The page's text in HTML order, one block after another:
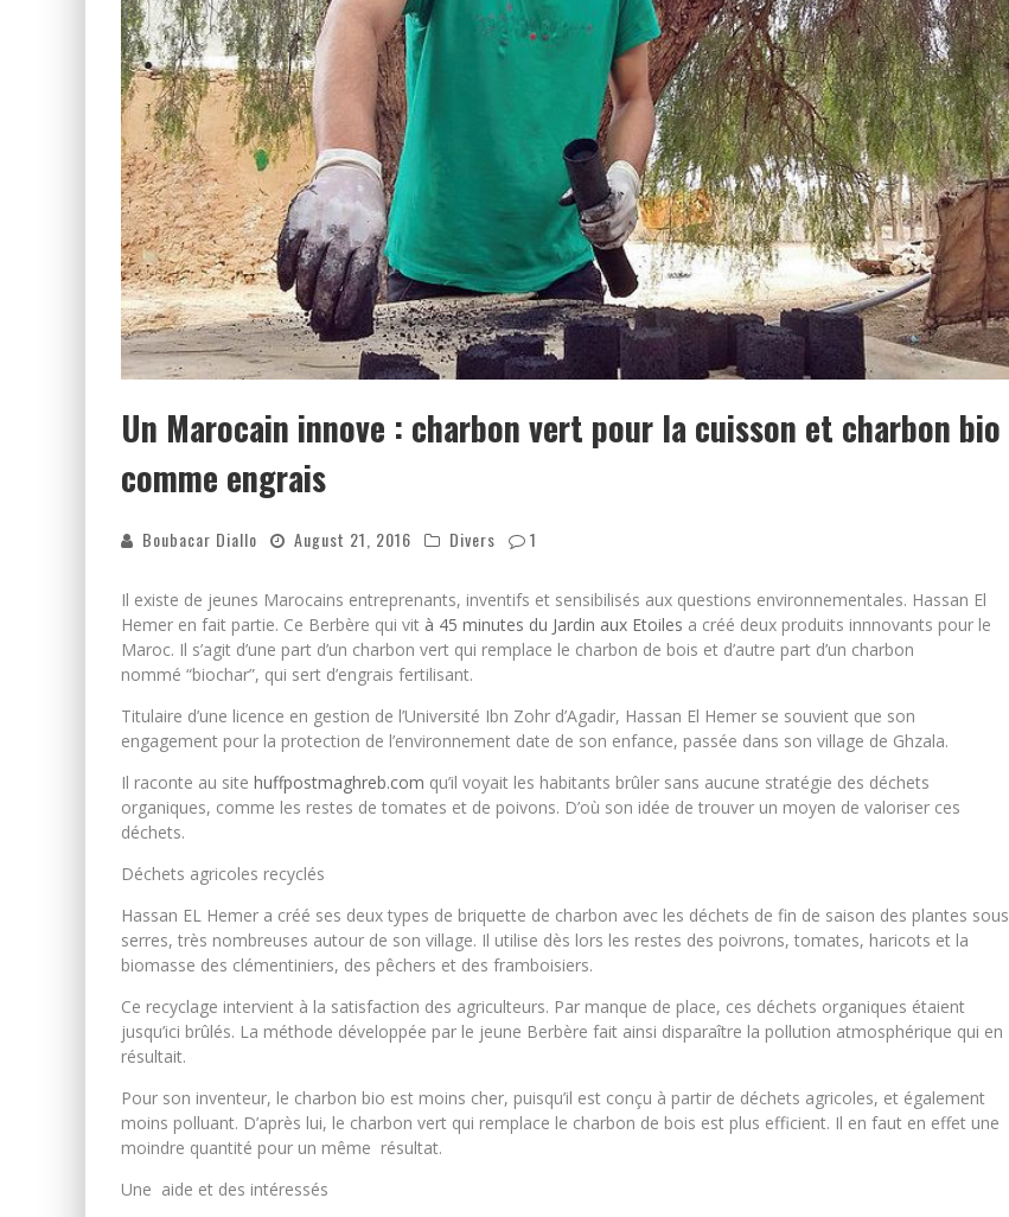
Un Marocain innove : charbon vert pour la cuisson et charbon bio
comme engrais
Boubacar Diallo August 21, 2016 Divers 1
Il existe de jeunes Marocains entreprenants, inventifs et sensibilisés aux questions environnementales. Hassan El
Hemer en fait partie. Ce Berbère qui vit à 45 minutes du Jardin aux Etoiles a créé deux produits innnovants pour le
Maroc. Il s’agit d’une part d’un charbon vert qui remplace le charbon de bois et d’autre part d’un charbon
nommé “biochar”, qui sert d’engrais fertilisant.
Titulaire d’une licence en gestion de l’Université Ibn Zohr d’Agadir, Hassan El Hemer se souvient que son
engagement pour la protection de l’environnement date de son enfance, passée dans son village de Ghzala.
Il raconte au site huffpostmaghreb.com qu’il voyait les habitants brûler sans aucune stratégie des déchets
organiques, comme les restes de tomates et de poivons. D’où son idée de trouver un moyen de valoriser ces
déchets.
Déchets agricoles recyclés
Hassan EL Hemer a créé ses deux types de briquette de charbon avec les déchets de fin de saison des plantes sous
serres, très nombreuses autour de son village. Il utilise dès lors les restes des poivrons, tomates, haricots et la
biomasse des clémentiniers, des pêchers et des framboisiers.
Ce recyclage intervient à la satisfaction des agriculteurs. Par manque de place, ces déchets organiques étaient
jusqu’ici brûlés. La méthode développée par le jeune Berbère fait ainsi disparaître la pollution atmosphérique qui en
résultait.
Pour son inventeur, le charbon bio est moins cher, puisqu’il est conçu à partir de déchets agricoles, et également
moins polluant. D’après lui, le charbon vert qui remplace le charbon de bois est plus efficient. Il en faut en effet une
moindre quantité pour un même résultat.
Une aide et des intéressés